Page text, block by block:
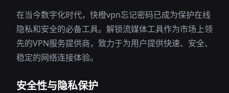
在当今数字化时代，快橙vpn忘记密码已成为保护在线
隐私和安全的必备工具。解锁流媒体工具作为市场上领
先的VPN服务提供商，致力于为用户提供快速、安全、
稳定的网络连接体验。
安全性与隐私保护